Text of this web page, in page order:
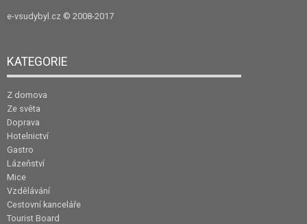
e-vsudybyl.cz © 2008-2017
KATEGORIE
Z domova
Ze světa
Doprava
Hotelnictví
Gastro
Lázeňství
Mice
Vzdělávání
Cestovní kanceláře
Tourist Board